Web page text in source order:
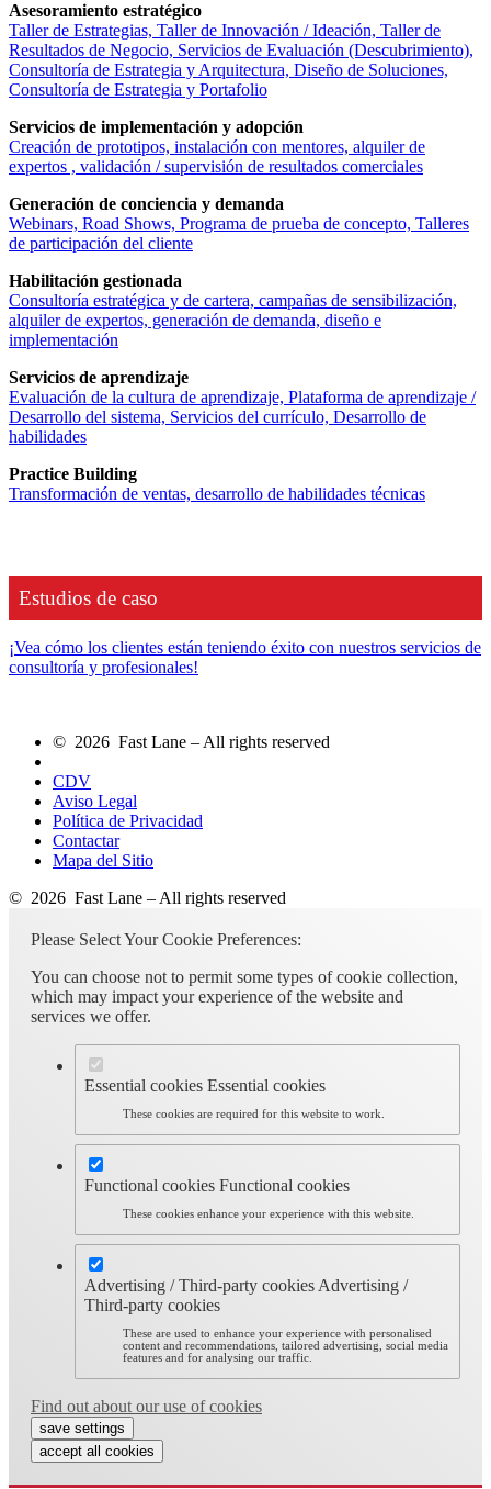
Asesoramiento estratégico
Taller de Estrategias, Taller de Innovación / Ideación, Taller de
Resultados de Negocio, Servicios de Evaluación (Descubrimiento),
Consultoría de Estrategia y Arquitectura, Diseño de Soluciones,
Consultoría de Estrategia y Portafolio
Servicios de implementación y adopción
Creación de prototipos, instalación con mentores, alquiler de
expertos , validación / supervisión de resultados comerciales
Generación de conciencia y demanda
Webinars, Road Shows, Programa de prueba de concepto, Talleres
de participación del cliente
Habilitación gestionada
Consultoría estratégica y de cartera, campañas de sensibilización,
alquiler de expertos, generación de demanda, diseño e
implementación
Servicios de aprendizaje
Evaluación de la cultura de aprendizaje, Plataforma de aprendizaje /
Desarrollo del sistema, Servicios del currículo, Desarrollo de
habilidades
Practice Building
Transformación de ventas, desarrollo de habilidades técnicas
Estudios de caso
¡Vea cómo los clientes están teniendo éxito con nuestros servicios de
consultoría y profesionales!
© 2026 Fast Lane – All rights reserved
CDV
Aviso Legal
Política de Privacidad
Contactar
Mapa del Sitio
© 2026 Fast Lane – All rights reserved
Please Select Your Cookie Preferences:
You can choose not to permit some types of cookie collection,
which may impact your experience of the website and
services we offer.
Essential cookies Essential cookies
These cookies are required for this website to work.
Functional cookies Functional cookies
These cookies enhance your experience with this website.
Advertising / Third-party cookies Advertising /
Third-party cookies
These are used to enhance your experience with personalised
content and recommendations, tailored advertising, social media
features and for analysing our traffic.
Find out about our use of cookies